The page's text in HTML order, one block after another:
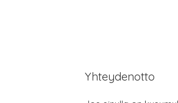
Yhteydenotto